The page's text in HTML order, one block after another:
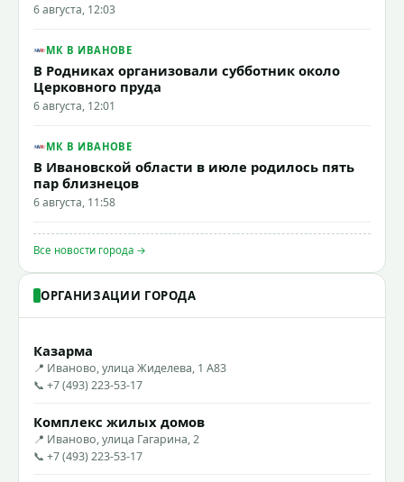
6 августа, 12:03
МК В ИВАНОВЕ
В Родниках организовали субботник около
Церковного пруда
6 августа, 12:01
МК В ИВАНОВЕ
В Ивановской области в июле родилось пять
пар близнецов
6 августа, 11:58
Все новости города →
ОРГАНИЗАЦИИ ГОРОДА
Казарма
📍 Иваново, улица Жиделева, 1 А83
📞 +7 (493) 223-53-17
Комплекс жилых домов
📍 Иваново, улица Гагарина, 2
📞 +7 (493) 223-53-17